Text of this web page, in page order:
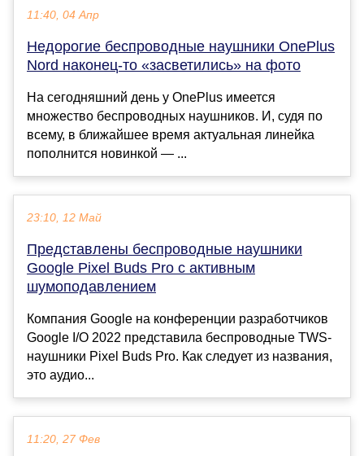
11:40, 04 Апр
Недорогие беспроводные наушники OnePlus
Nord наконец-то «засветились» на фото
На сегодняшний день у OnePlus имеется
множество беспроводных наушников. И, судя по
всему, в ближайшее время актуальная линейка
пополнится новинкой — ...
23:10, 12 Май
Представлены беспроводные наушники
Google Pixel Buds Pro с активным
шумоподавлением
Компания Google на конференции разработчиков
Google I/O 2022 представила беспроводные TWS-
наушники Pixel Buds Pro. Как следует из названия,
это аудио...
11:20, 27 Фев